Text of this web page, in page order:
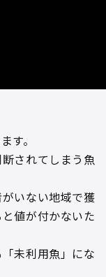
す。
されてしまう魚
いない地域で獲
値が付かないた
未利用魚」にな